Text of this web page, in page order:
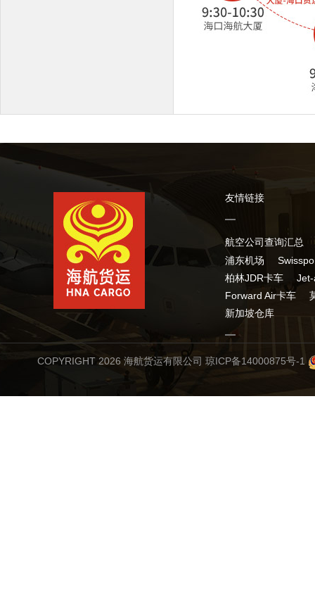
友情链接
航空公司查询汇总
浦东机场
柏林JDR卡车
Forward Air卡车
新加坡仓库
COPYRIGHT 2026 海航货运有限公司 琼ICP备14000875号-1